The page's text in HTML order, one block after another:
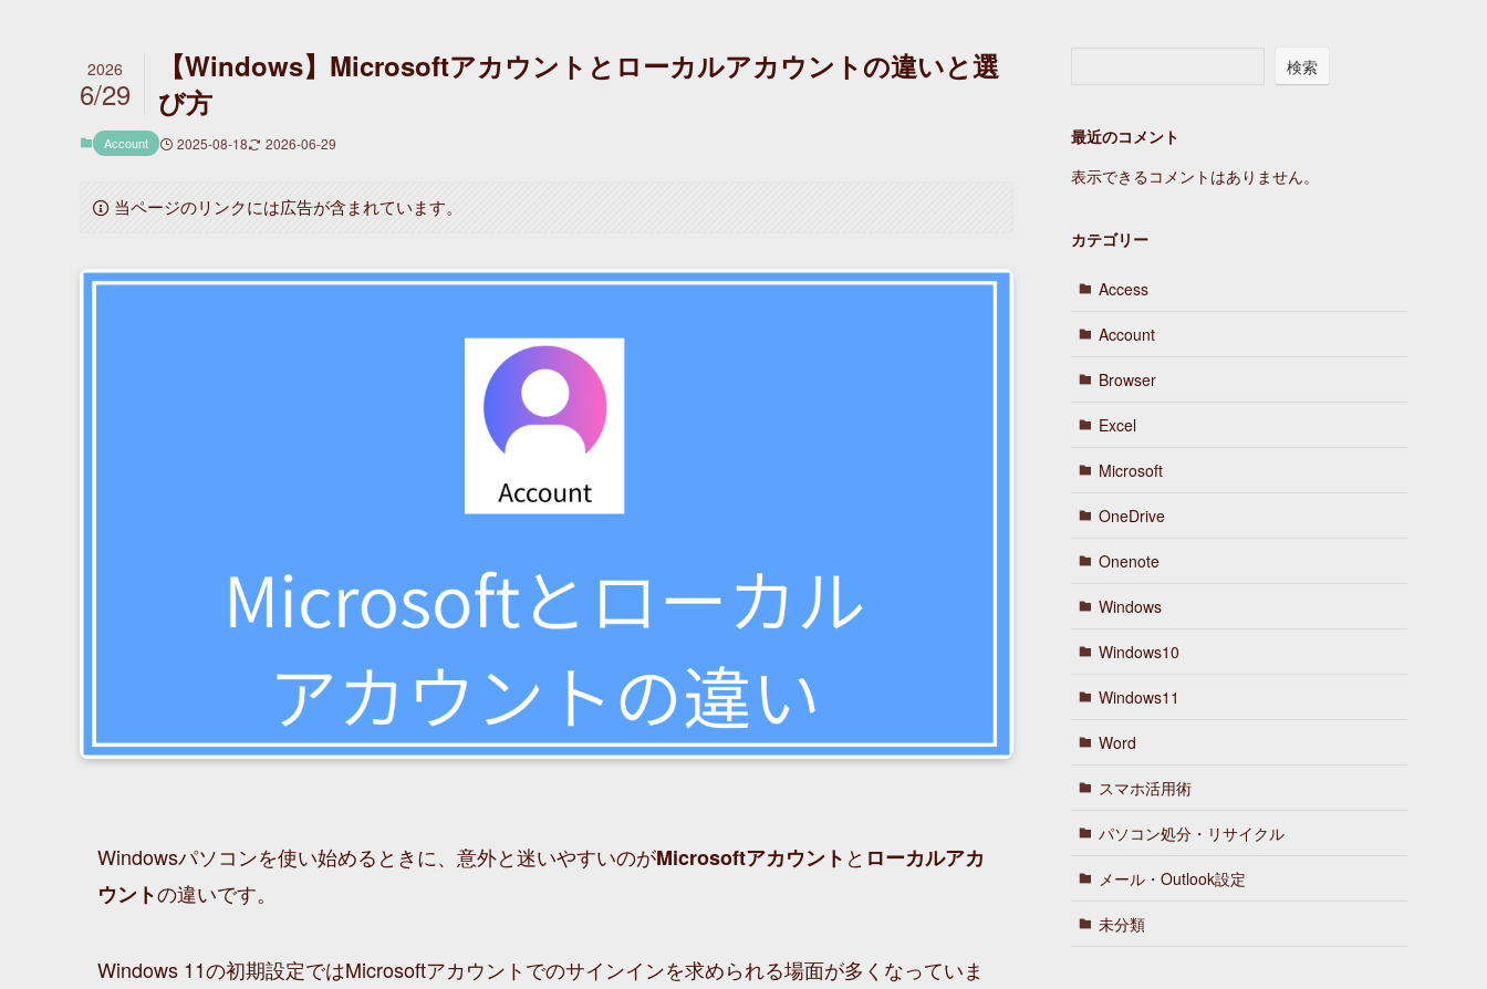
【Windows】Microsoftアカウントとローカルアカウントの違いと選
び方
2026
6/29
Account 2025-08-18 2026-06-29
当ページのリンクには広告が含まれています。
Windowsパソコンを使い始めるときに、意外と迷いやすいのがMicrosoftアカウント と ローカルアカ
ウントの違いです。
Windows 11の初期設定ではMicrosoftアカウントでのサインインを求められる場面が多くなっていま
検索
最近のコメント
表示できるコメントはありません。
カテゴリー
Access
Account
Browser
Excel
Microsoft
OneDrive
Onenote
Windows
Windows10
Windows11
Word
スマホ活用術
パソコン処分・リサイクル
メール・Outlook設定
未分類